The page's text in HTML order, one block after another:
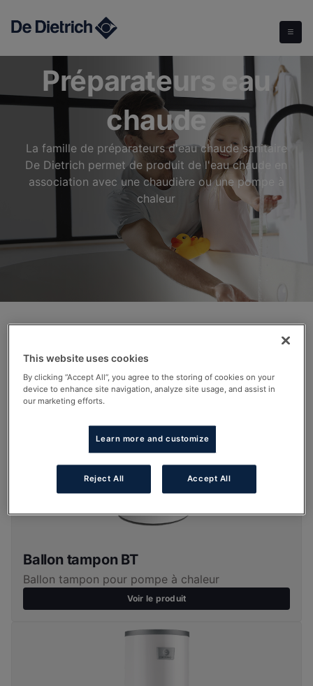
Préparateur eau chaude
Préparateurs eau
chaude
La famille de préparateurs d'eau chaude sanitaire
De Dietrich permet de produit de l'eau chaude en
association avec une chaudière ou une pompe à
chaleur
Ballon tampon BT
Ballon tampon pour pompe à chaleur
Voir le produit
This website uses cookies
By clicking “Accept All”, you agree to the storing of cookies on your
device to enhance site navigation, analyze site usage, and assist in
our marketing efforts.
Learn more and customize
Reject All Accept All